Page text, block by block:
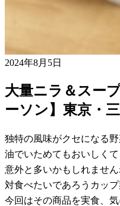
2024年8月5日
大量ニラ＆スー
ーソン】東京・
独特の風味がクセになる
油でいためてもおいしく
意外と多いかもしれませ
対食べたいであろうカッ
今回はその商品を実食、